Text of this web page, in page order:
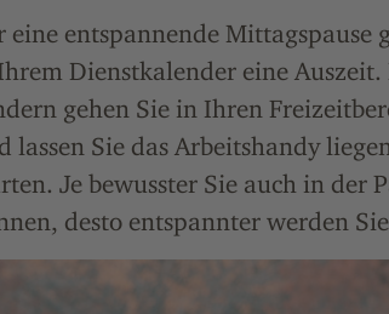
eine entspannende Mittagspause
Dienstkalender eine
gehen Sie in Ihren
lassen Sie das Arbeitshandy
Je bewusster Sie auch in der
desto entspannter werden